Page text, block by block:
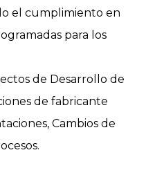
el cumplimiento en
para los
de Desarrollo de
de fabricante
Cambios de